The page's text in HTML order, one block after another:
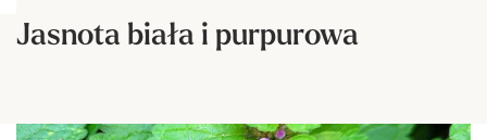
Jasnota biała i purpurowa